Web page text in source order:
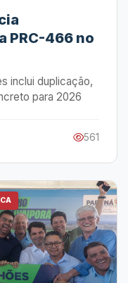
PRC-466 no
inclui duplicação,
para 2026
561